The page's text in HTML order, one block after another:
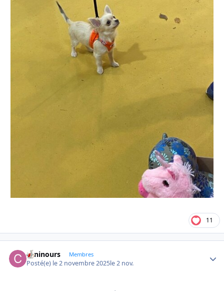
11
caninours Membres
Posté(e) le 2 novembre 2025le 2 nov.